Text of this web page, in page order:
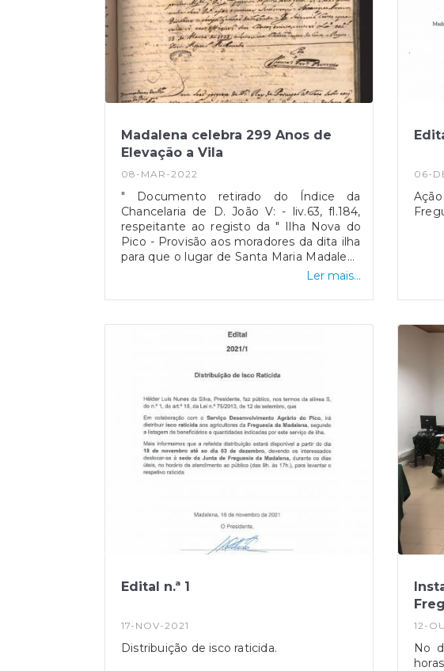
Madalena celebra 299 Anos de
Elevação a Vila
08-MAR-2022
" Documento retirado do Índice da
Chancelaria de D. João V: - liv.63, fl.184,
respeitante ao registo da " Ilha Nova do
Pico - Provisão aos moradores da dita ilha
para que o lugar de Santa Maria Madalena
seja vila. De 8 de Março de 1723".Ler mais...
06-
Edital n.ª 1
17-NOV-2021
Distribuição de isco raticida.
12-
No